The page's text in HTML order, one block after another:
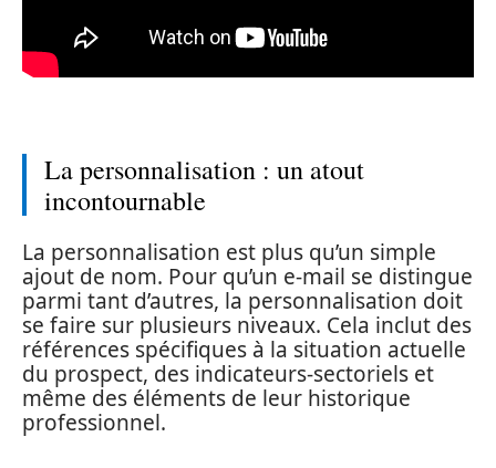
La personnalisation : un atout
incontournable
La personnalisation est plus qu’un simple
ajout de nom. Pour qu’un e-mail se distingue
parmi tant d’autres, la personnalisation doit
se faire sur plusieurs niveaux. Cela inclut des
références spécifiques à la situation actuelle
du prospect, des indicateurs-sectoriels et
même des éléments de leur historique
professionnel.